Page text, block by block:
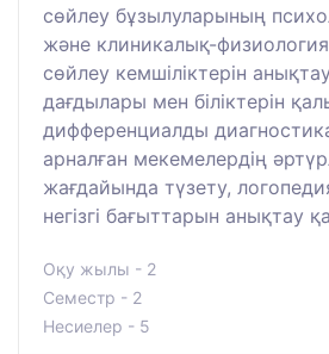
сөйлеу бұзылуларының
және клиникалық-
сөйлеу кемшіліктерін
дағдылары мен біліктерін
дифференциалды
арналған мекемелердің
жағдайында түзету,
негізгі бағыттарын анықтау
Оқу жылы - 2
Семестр - 2
Несиелер - 5